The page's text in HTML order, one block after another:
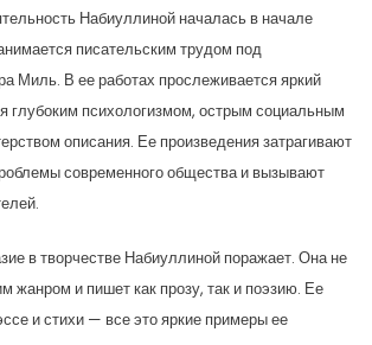
Набиуллиной началась в начале
писательским трудом под
Миль. В ее работах прослеживается яркий
глубоким психологизмом, острым социальным
описания. Ее произведения затрагивают
современного общества и вызывают
в творчестве Набиуллиной поражает. Она не
жанром и пишет как прозу, так и поэзию. Ее
и стихи — все это яркие примеры ее